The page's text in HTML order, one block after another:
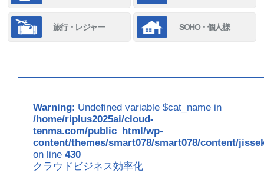
旅行・レジャー SOHO・個人様
Warning: Undefined variable $cat_name in
/home/riplus2025ai/cloud-
tenma.com/public_html/wp-
content/themes/smart078/smart078/content/
on line430
クラウドビジネス効率化